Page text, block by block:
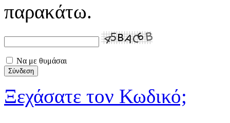
παρακάτω.
Να με θυμάσαι
Ξεχάσατε τον Κωδικό;